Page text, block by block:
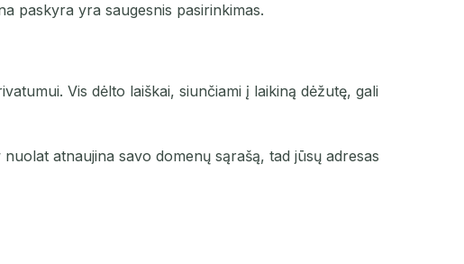
paskyra yra saugesnis pasirinkimas.
Vis dėlto laiškai, siunčiami į laikiną dėžutę, gali
atnaujina savo domenų sąrašą, tad jūsų adresas